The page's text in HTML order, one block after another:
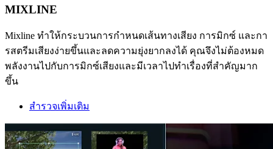
MIXLINE
Mixline ทำให้กระบวนการกำหนดเส้นทางเสียง การมิกซ์ และกา
รสตรีมเสียงง่ายขึ้นและลดความยุ่งยากลงได้ คุณจึงไม่ต้องหมด
พลังงานไปกับการมิกซ์เสียงและมีเวลาไปทำเรื่องที่สำคัญมาก
ขึ้น
สำรวจเพิ่มเติม